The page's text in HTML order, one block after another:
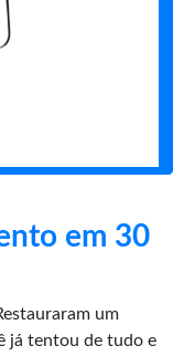
em 30
um
já tentou de tudo e